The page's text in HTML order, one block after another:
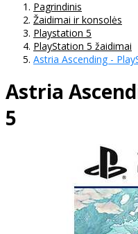
Pagrindinis
Žaidimai ir konsolės
Playstation 5
PlayStation 5 žaidimai
Astria Ascending -
Astria
5